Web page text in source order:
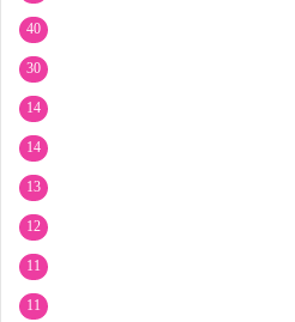
40
30
14
14
13
12
11
11